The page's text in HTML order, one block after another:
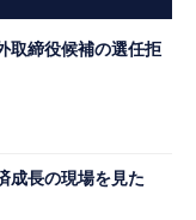
取締役候補の選任拒
成長の現場を見た